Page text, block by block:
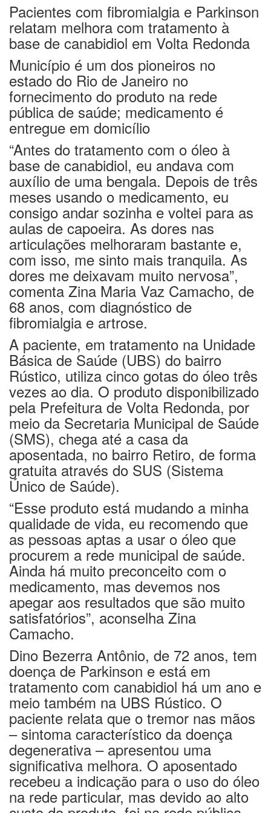
Pacientes com fibromialgia e Parkinson
relatam melhora com tratamento à
base de canabidiol em Volta Redonda
Município é um dos pioneiros no
estado do Rio de Janeiro no
fornecimento do produto na rede
pública de saúde; medicamento é
entregue em domicílio
“Antes do tratamento com o óleo à
base de canabidiol, eu andava com
auxílio de uma bengala. Depois de três
meses usando o medicamento, eu
consigo andar sozinha e voltei para as
aulas de capoeira. As dores nas
articulações melhoraram bastante e,
com isso, me sinto mais tranquila. As
dores me deixavam muito nervosa”,
comenta Zina Maria Vaz Camacho, de
68 anos, com diagnóstico de
fibromialgia e artrose.
A paciente, em tratamento na Unidade
Básica de Saúde (UBS) do bairro
Rústico, utiliza cinco gotas do óleo três
vezes ao dia. O produto disponibilizado
pela Prefeitura de Volta Redonda, por
meio da Secretaria Municipal de Saúde
(SMS), chega até a casa da
aposentada, no bairro Retiro, de forma
gratuita através do SUS (Sistema
Único de Saúde).
“Esse produto está mudando a minha
qualidade de vida, eu recomendo que
as pessoas aptas a usar o óleo que
procurem a rede municipal de saúde.
Ainda há muito preconceito com o
medicamento, mas devemos nos
apegar aos resultados que são muito
satisfatórios”, aconselha Zina
Camacho.
Dino Bezerra Antônio, de 72 anos, tem
doença de Parkinson e está em
tratamento com canabidiol há um ano e
meio também na UBS Rústico. O
paciente relata que o tremor nas mãos
– sintoma característico da doença
degenerativa – apresentou uma
significativa melhora. O aposentado
recebeu a indicação para o uso do óleo
na rede particular, mas devido ao alto